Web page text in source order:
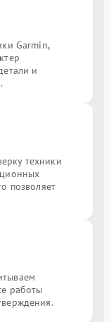
Garmin,
и
техники
позволяет
работы